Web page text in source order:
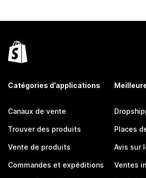
Catégories d’applications
Canaux de vente
Trouver des produits
Vente de produits
Commandes et expéditions
Places
Avis sur
Ventes